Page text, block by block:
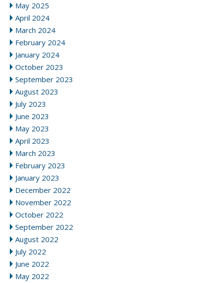
May 2025
April 2024
March 2024
February 2024
January 2024
October 2023
September 2023
August 2023
July 2023
June 2023
May 2023
April 2023
March 2023
February 2023
January 2023
December 2022
November 2022
October 2022
September 2022
August 2022
July 2022
June 2022
May 2022